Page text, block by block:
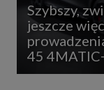
Szybszy,
jeszcze
45